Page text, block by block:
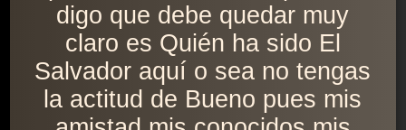
digo que debe quedar muy
claro es Quién ha sido El
Salvador aquí o sea no tengas
la actitud de Bueno pues mis